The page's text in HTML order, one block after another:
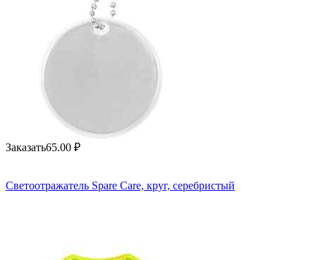
Заказать65.00 ₽
Светоотражатель Spare Care, круг, серебристый